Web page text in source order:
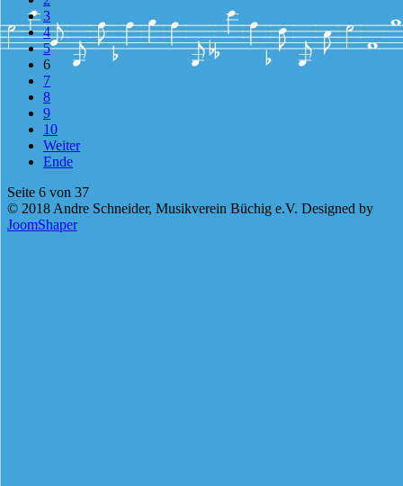
3
4
5
6
7
8
9
10
Weiter
Ende
Seite 6 von 37
© 2018 Andre Schneider, Musikverein Büchig e.V. Designed by
JoomShaper